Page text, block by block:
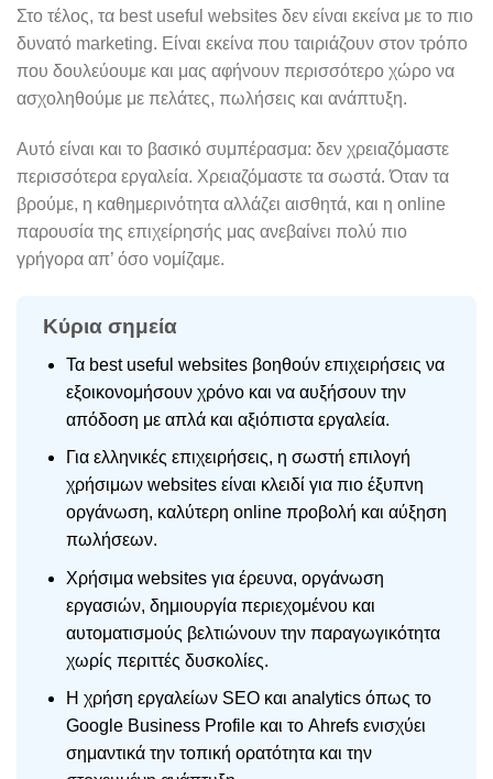
Στο τέλος, τα best useful websites δεν είναι εκείνα με το πιο
δυνατό marketing. Είναι εκείνα που ταιριάζουν στον τρόπο
που δουλεύουμε και μας αφήνουν περισσότερο χώρο να
ασχοληθούμε με πελάτες, πωλήσεις και ανάπτυξη.
Αυτό είναι και το βασικό συμπέρασμα: δεν χρειαζόμαστε
περισσότερα εργαλεία. Χρειαζόμαστε τα σωστά. Όταν τα
βρούμε, η καθημερινότητα αλλάζει αισθητά, και η online
παρουσία της επιχείρησής μας ανεβαίνει πολύ πιο
γρήγορα απ’ όσο νομίζαμε.
Κύρια σημεία
Τα best useful websites βοηθούν επιχειρήσεις να
εξοικονομήσουν χρόνο και να αυξήσουν την
απόδοση με απλά και αξιόπιστα εργαλεία.
Για ελληνικές επιχειρήσεις, η σωστή επιλογή
χρήσιμων websites είναι κλειδί για πιο έξυπνη
οργάνωση, καλύτερη online προβολή και αύξηση
πωλήσεων.
Χρήσιμα websites για έρευνα, οργάνωση
εργασιών, δημιουργία περιεχομένου και
αυτοματισμούς βελτιώνουν την παραγωγικότητα
χωρίς περιττές δυσκολίες.
Η χρήση εργαλείων SEO και analytics όπως το
Google Business Profile και το Ahrefs ενισχύει
σημαντικά την τοπική ορατότητα και την